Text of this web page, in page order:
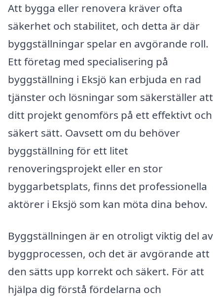
Att bygga eller renovera kräver ofta
säkerhet och stabilitet, och detta är där
byggställningar spelar en avgörande roll.
Ett företag med specialisering på
byggställning i Eksjö kan erbjuda en rad
tjänster och lösningar som säkerställer att
ditt projekt genomförs på ett effektivt och
säkert sätt. Oavsett om du behöver
byggställning för ett litet
renoveringsprojekt eller en stor
byggarbetsplats, finns det professionella
aktörer i Eksjö som kan möta dina behov.
Byggställningen är en otroligt viktig del av
byggprocessen, och det är avgörande att
den sätts upp korrekt och säkert. För att
hjälpa dig förstå fördelarna och